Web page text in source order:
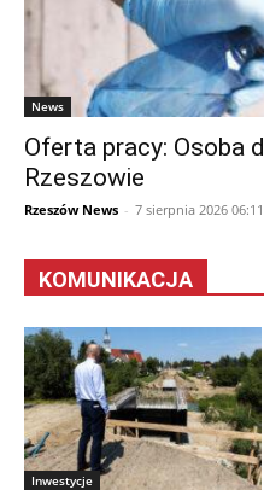
News
Oferta pracy: Osoba
Rzeszowie
Rzeszów News - 7 sierpnia 2026 06:11
KOMUNIKACJA
Inwestycje